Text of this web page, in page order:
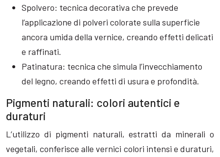
Spolvero: tecnica decorativa che prevede
l’applicazione di polveri colorate sulla superficie
ancora umida della vernice, creando effetti delicati
e raffinati.
Patinatura: tecnica che simula l’invecchiamento
del legno, creando effetti di usura e profondità.
Pigmenti naturali: colori autentici e
duraturi
L’utilizzo di pigmenti naturali, estratti da minerali o
vegetali, conferisce alle vernici colori intensi e duraturi,